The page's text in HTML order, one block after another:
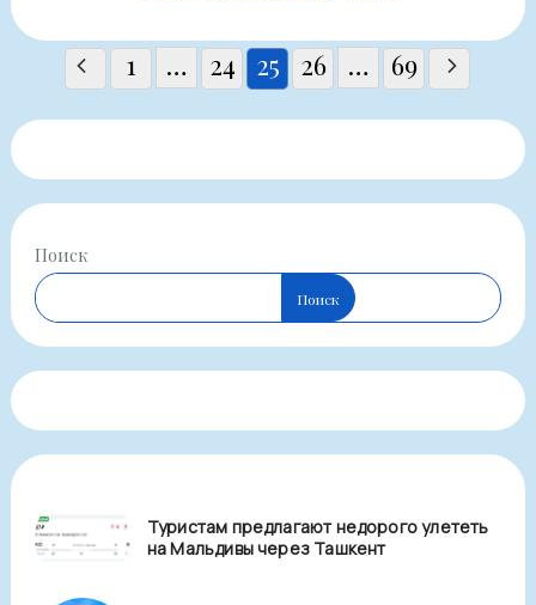
Пагинация
записей
1 … 24 25 26 … 69
Поиск
Поиск
Туристам предлагают недорого улететь
на Мальдивы через Ташкент